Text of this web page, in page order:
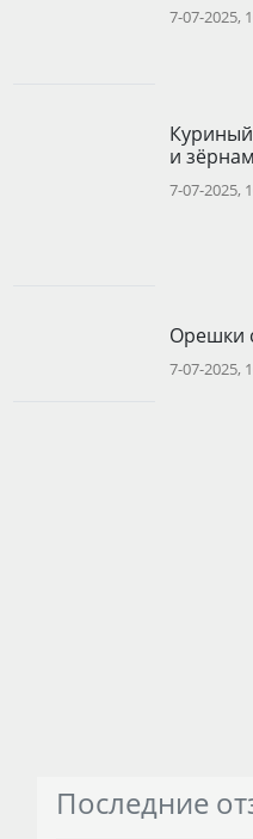
7-07-2025,
и
7-07-2025,
Орешки
7-07-2025,
Последние